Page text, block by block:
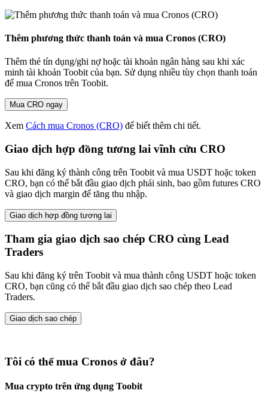
Thêm phương thức thanh toán và mua Cronos (CRO)
Thêm thẻ tín dụng/ghi nợ hoặc tài khoản ngân hàng sau khi xác
minh tài khoản Toobit của bạn. Sử dụng nhiều tùy chọn thanh toán
để mua Cronos trên Toobit.
Mua CRO ngay
Xem Cách mua Cronos (CRO) để biết thêm chi tiết.
Giao dịch hợp đồng tương lai vĩnh cửu CRO
Sau khi đăng ký thành công trên Toobit và mua USDT hoặc token
CRO, bạn có thể bắt đầu giao dịch phái sinh, bao gồm futures CRO
và giao dịch margin để tăng thu nhập.
Giao dịch hợp đồng tương lai
Tham gia giao dịch sao chép CRO cùng Lead
Traders
Sau khi đăng ký trên Toobit và mua thành công USDT hoặc token
CRO, bạn cũng có thể bắt đầu giao dịch sao chép theo Lead
Traders.
Giao dịch sao chép
Tôi có thể mua Cronos ở đâu?
Mua crypto trên ứng dụng Toobit